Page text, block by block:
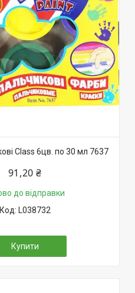
Class 6цв. по 30 мл 7637
91,20 ₴
до відправки
L038732
Купити